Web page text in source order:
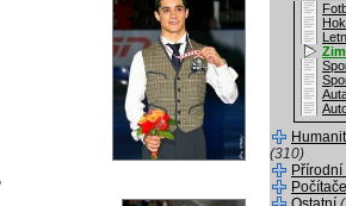
(310)
Přírodní